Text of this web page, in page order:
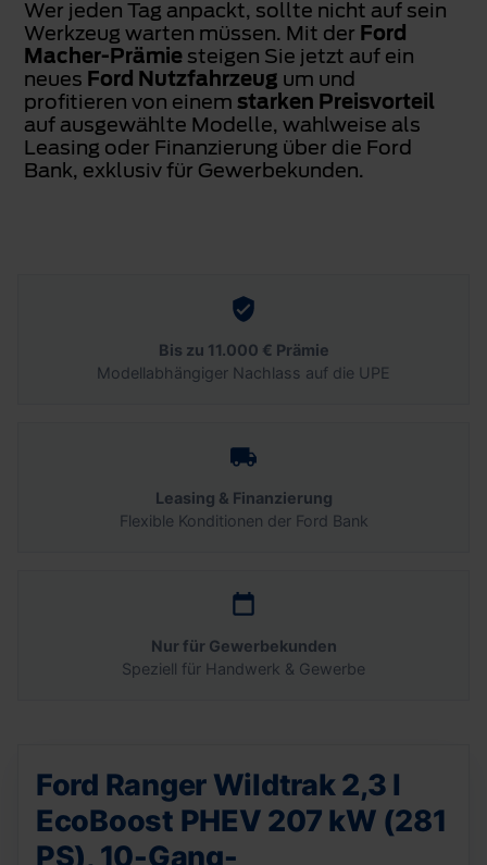
Wer jeden Tag anpackt, sollte nicht auf sein
Werkzeug warten müssen. Mit der Ford
Macher-Prämie steigen Sie jetzt auf ein
neues Ford Nutzfahrzeug um und
profitieren von einemstarken Preisvorteil
auf ausgewählte Modelle, wahlweise als
Leasing oder Finanzierung über die Ford
Bank, exklusiv für Gewerbekunden.
Bis zu 11.000 € Prämie
Modellabhängiger Nachlass auf die UPE
Leasing & Finanzierung
Flexible Konditionen der Ford Bank
Nur für Gewerbekunden
Speziell für Handwerk & Gewerbe
Ford Ranger Wildtrak 2,3 l
EcoBoost PHEV 207 kW (281
PS), 10-Gang-